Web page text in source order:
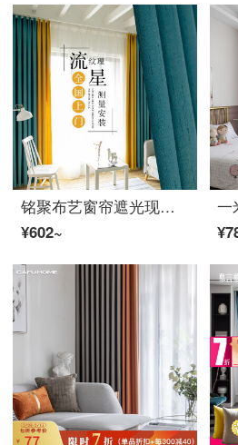
铭聚布艺窗帘遮光现代简约隔热防晒定制卧室客厅窗帘成品布料遮光阳布 流星纹浅绿+黄色 挂钩式1米定制
¥602~